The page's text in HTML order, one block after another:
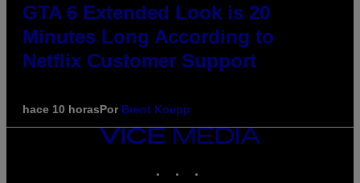
GTA 6 Extended Look is 20
Minutes Long According to
Netflix Customer Support
hace 10 horasPor Brent Koepp
VICE
MEDIA